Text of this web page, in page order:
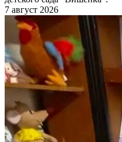
7 август 2026